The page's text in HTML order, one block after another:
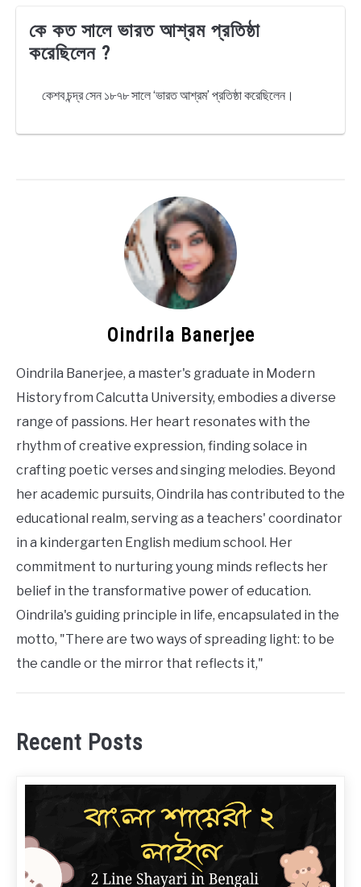
কে কত সালে ভারত আশ্রম প্রতিষ্ঠা
করেছিলেন ?
কেশব চন্দ্র সেন ১৮৭৮ সালে ‘ভারত আশ্রম’ প্রতিষ্ঠা করেছিলেন।
Oindrila Banerjee
Oindrila Banerjee, a master's graduate in Modern
History from Calcutta University, embodies a diverse
range of passions. Her heart resonates with the
rhythm of creative expression, finding solace in
crafting poetic verses and singing melodies. Beyond
her academic pursuits, Oindrila has contributed to the
educational realm, serving as a teachers' coordinator
in a kindergarten English medium school. Her
commitment to nurturing young minds reflects her
belief in the transformative power of education.
Oindrila's guiding principle in life, encapsulated in the
motto, "There are two ways of spreading light: to be
the candle or the mirror that reflects it,"
Recent Posts